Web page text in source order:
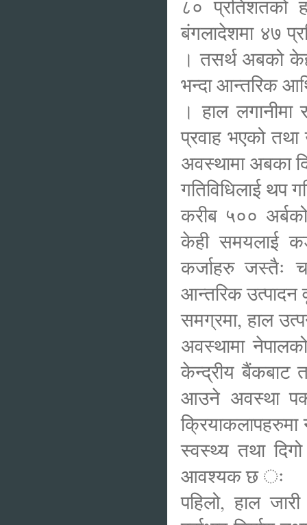
८० प्रतिशतको
बंगलादेशमा ४७
। तसर्थ अबको
भन्दा आन्तरिक
। हाल लगानीमा
प्रवाह भएको तथा
अवस्थामा अबका
गतिविधिलाई थप
करीब ५०० अर्बको
केही समयलाई
कर्जाहरु जस्तैः
आन्तरिक उत्पादन
समग्रमा, हाल
अवस्थामा
केन्द्रीय बैंकबाट
आउने अवस्था
स्वस्थ्य तथा
आवश्यक छ ः
पहिलो, हाल